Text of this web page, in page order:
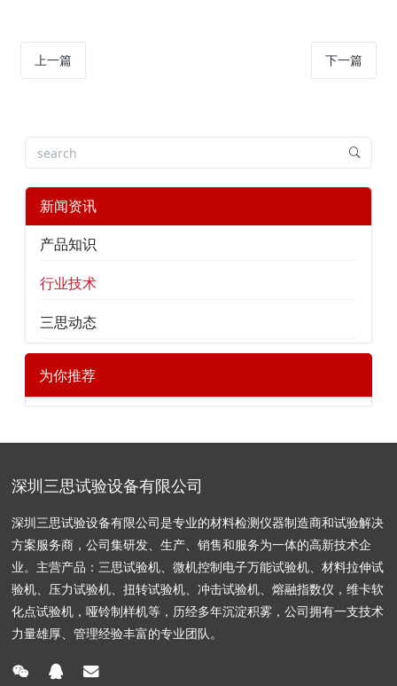
上一篇 下一篇
新闻资讯
产品知识
行业技术
三思动态
为你推荐
深圳三思试验设备有限公司
深圳三思试验设备有限公司是专业的材料检测仪器制造商和试验解决
方案服务商，公司集研发、生产、销售和服务为一体的高新技术企
业。主营产品：三思试验机、微机控制电子万能试验机、材料拉伸试
验机、压力试验机、扭转试验机、冲击试验机、熔融指数仪，维卡软
化点试验机，哑铃制样机等，历经多年沉淀积雾，公司拥有一支技术
力量雄厚、管理经验丰富的专业团队。